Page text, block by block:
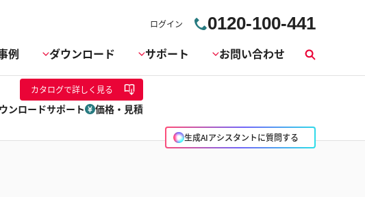
ログイン 0120-100-441
例 ダウンロード サポート お問い合わせ
索
生成AIアシスタントに質問する
カタログで詳しく見る
ンロードサポート 価格・見積